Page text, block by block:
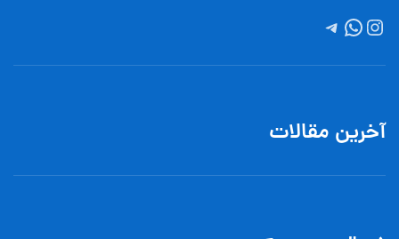
آخرین مقالات